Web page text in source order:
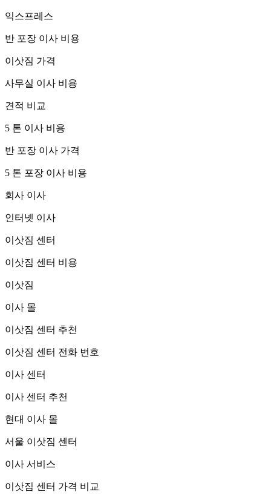
익스프레스
반 포장 이사 비용
이삿짐 가격
사무실 이사 비용
견적 비교
5 톤 이사 비용
반 포장 이사 가격
5 톤 포장 이사 비용
회사 이사
인터넷 이사
이삿짐 센터
이삿짐 센터 비용
이삿짐
이사 몰
이삿짐 센터 추천
이삿짐 센터 전화 번호
이사 센터
이사 센터 추천
현대 이사 몰
서울 이삿짐 센터
이사 서비스
이삿짐 센터 가격 비교